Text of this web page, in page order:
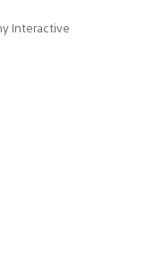
Interactive